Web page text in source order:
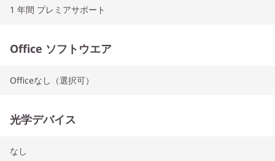
1 年間 プレミアサポート
Office ソフトウエア
Officeなし（選択可）
光学デバイス
なし